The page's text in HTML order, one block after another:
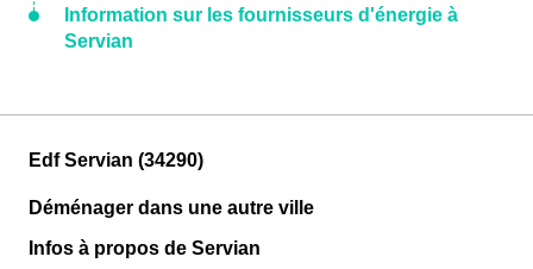
Information sur les fournisseurs d'énergie à
Servian
Edf Servian (34290)
Déménager dans une autre ville
Infos à propos de Servian